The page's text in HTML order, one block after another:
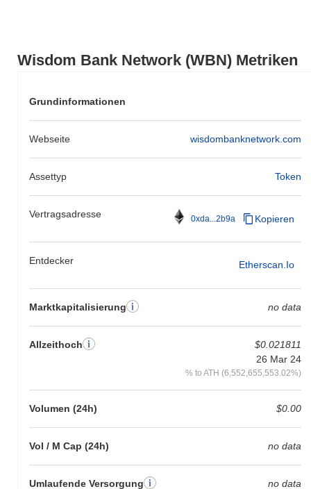
Wisdom Bank Network (WBN) Metriken
Grundinformationen
Webseite wisdombanknetwork.com
Assettyp Token
Vertragsadresse 0xda...2b9a Kopieren
Entdecker Etherscan.io
Marktkapitalisierung no data
Allzeithoch
$0.021811
26 Mar 24
% to ATH (6,552,655,553.02%)
Volumen (24h) $0.00
Vol / M Cap (24h) no data
Umlaufende Versorgung
no data